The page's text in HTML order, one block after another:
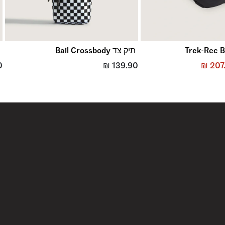
₪
תיק צד Bail Crossbody
₪ 139.90